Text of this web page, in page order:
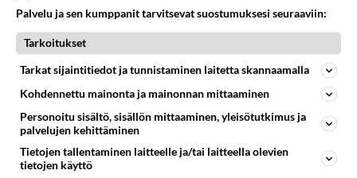
LUETUIMMAT
elävä Satu sai jättimäisen
rahasalkun Henry-
Tiesitkö? Martina Aitolehden
isäpuoli on tämä suosittu
laulaja
Palvelu ja sen kumppanit tarvitsevat suostumuksesi seuraaviin:
Tarkoitukset
Tarkat sijaintitiedot ja tunnistaminen laitetta skannaamalla
Kohdennettu mainonta ja mainonnan mittaaminen
Personoitu sisältö, sisällön mittaaminen, yleisötutkimus ja
palvelujen kehittäminen
Tietojen tallentaminen laitteelle ja/tai laitteella olevien
tietojen käyttö